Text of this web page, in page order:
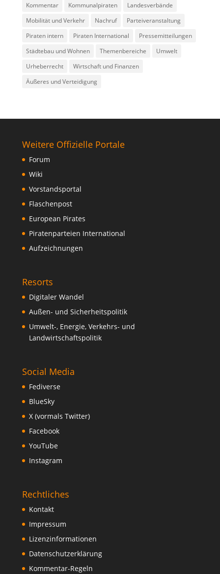
Kommentar
Kommunalpiraten
Landesverbände
Mobilität und Verkehr
Nachruf
Parteiveranstaltung
Piraten intern
Piraten International
Pressemitteilungen
Städtebau und Wohnen
Themenbereiche
Umwelt
Urheberrecht
Wirtschaft und Finanzen
Äußeres und Verteidigung
Weitere Offizielle Portale
Forum
Wiki
Vorstandsportal
Flaschenpost
European Pirates
Piratenparteien International
Aufzeichnungen
Resorts
Digitaler Wandel
Außen- und Sicherheitspolitik
Umwelt-, Energie, Verkehrs- und
Landwirtschaftspolitik
Social Media
Fediverse
BlueSky
X (vormals Twitter)
Facebook
YouTube
Instagram
Rechtliches
Kontakt
Impressum
Lizenzinformationen
Datenschutzerklärung
Kommentar-Regeln